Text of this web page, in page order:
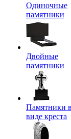
Одиночные
памятники
Двойные
памятники
Памятники в
виде креста